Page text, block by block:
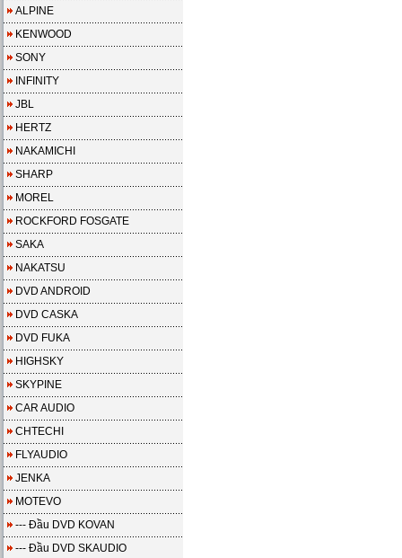
ALPINE
KENWOOD
SONY
INFINITY
JBL
HERTZ
NAKAMICHI
SHARP
MOREL
ROCKFORD FOSGATE
SAKA
NAKATSU
DVD ANDROID
DVD CASKA
DVD FUKA
HIGHSKY
SKYPINE
CAR AUDIO
CHTECHI
FLYAUDIO
JENKA
MOTEVO
--- Đầu DVD KOVAN
--- Đầu DVD SKAUDIO